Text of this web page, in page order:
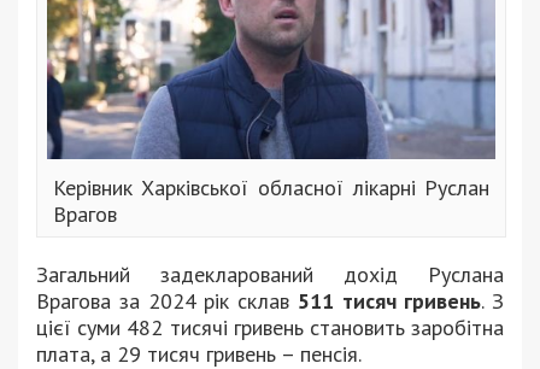
Керівник Харківської обласної лікарні Руслан
Врагов
Загальний задекларований дохід Руслана
Врагова за 2024 рік склав 511 тисяч гривень. З
цієї суми 482 тисячі гривень становить заробітна
плата, а 29 тисяч гривень – пенсія.